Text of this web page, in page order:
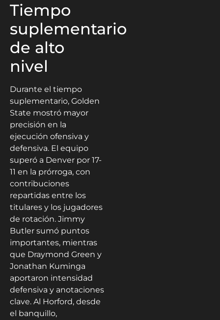
Tiempo
suplementario
de alto
nivel
Durante el tiempo
suplementario, Golden
State mostró mayor
precisión en la
ejecución ofensiva y
defensiva. El equipo
superó a Denver por 17-
11 en la prórroga, con
contribuciones
repartidas entre los
titulares y los jugadores
de rotación. Jimmy
Butler sumó puntos
importantes, mientras
que Draymond Green y
Jonathan Kuminga
aportaron intensidad
defensiva y anotaciones
clave. Al Horford, desde
el banquillo,